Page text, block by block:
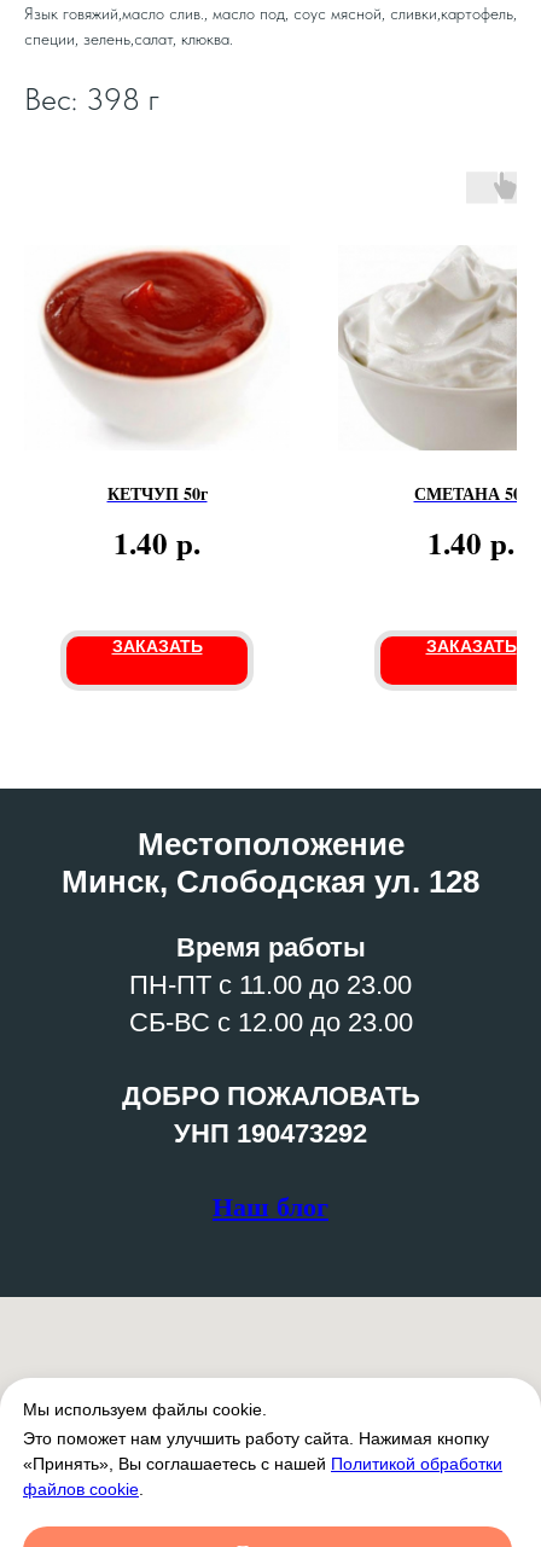
Язык говяжий,масло слив., масло под, соус мясной, сливки,картофель,
специи, зелень,салат, клюква.
Вес: 398 г
КЕТЧУП 50г
1.40 р.
ЗАКАЗАТЬ
СМЕТАНА 50г
1.40 р.
ЗАКАЗАТЬ
Местоположение
Минск, Слободская ул. 128
Время работы
ПН-ПТ с 11.00 до 23.00
СБ-ВС с 12.00 до 23.00
ДОБРО ПОЖАЛОВАТЬ
УНП 190473292
Наш блог
Мы используем файлы cookie.
Это поможет нам улучшить работу сайта. Нажимая кнопку
«Принять», Вы соглашаетесь с нашей Политикой обработки
файлов cookie.